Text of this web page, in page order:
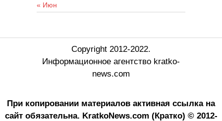
« Июн
Copyright 2012-2022.
Информационное агентство kratko-
news.com
При копировании материалов активная ссылка на
сайт обязательна. KratkoNews.com (Кратко) © 2012-